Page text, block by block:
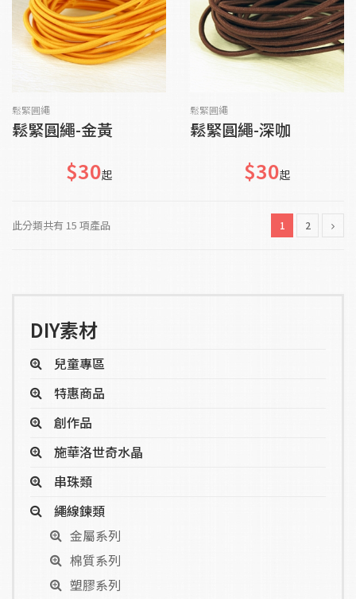
鬆緊圓繩
鬆緊圓繩-金黃
$30起
鬆緊圓繩
鬆緊圓繩-深咖
$30起
此分類共有 15 項產品 1 2
DIY素材
兒童專區
特惠商品
創作品
施華洛世奇水晶
串珠類
繩線鍊類
金屬系列
棉質系列
塑膠系列